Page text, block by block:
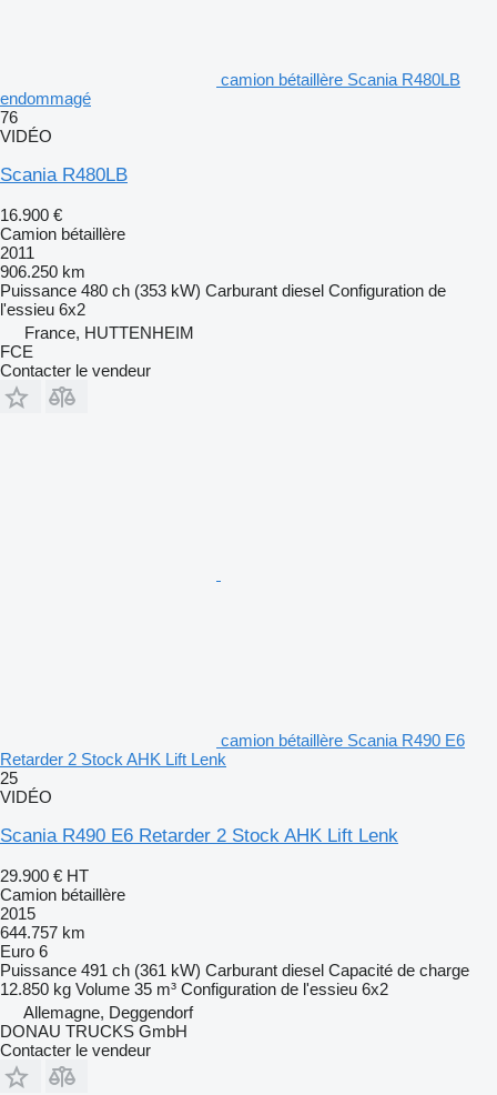
camion bétaillère Scania R480LB
endommagé
76
VIDÉO
Scania R480LB
16.900 €
Camion bétaillère
2011
906.250 km
Puissance 480 ch (353 kW) Carburant diesel Configuration de
l'essieu 6x2
France, HUTTENHEIM
FCE
Contacter le vendeur
camion bétaillère Scania R490 E6
Retarder 2 Stock AHK Lift Lenk
25
VIDÉO
Scania R490 E6 Retarder 2 Stock AHK Lift Lenk
29.900 € HT
Camion bétaillère
2015
644.757 km
Euro 6
Puissance 491 ch (361 kW) Carburant diesel Capacité de charge
12.850 kg Volume 35 m³ Configuration de l'essieu 6x2
Allemagne, Deggendorf
DONAU TRUCKS GmbH
Contacter le vendeur